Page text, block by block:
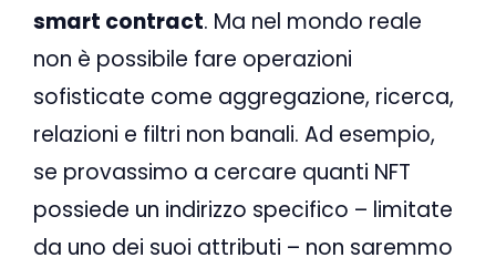
smart contract. Ma nel mondo reale
non è possibile fare operazioni
sofisticate come aggregazione, ricerca,
relazioni e filtri non banali. Ad esempio,
se provassimo a cercare quanti NFT
possiede un indirizzo specifico – limitate
da uno dei suoi attributi – non saremmo